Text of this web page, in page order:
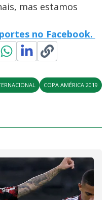
mas estamos
no Facebook.
COPA AMÉRICA 2019